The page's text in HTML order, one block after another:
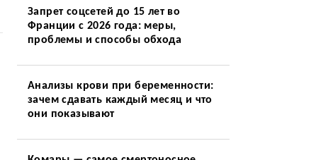
Запрет соцсетей до 15 лет во
Франции с 2026 года: меры,
проблемы и способы обхода
Анализы крови при беременности:
зачем сдавать каждый месяц и что
они показывают